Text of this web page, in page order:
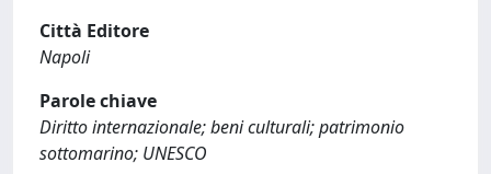
Città Editore
Napoli
Parole chiave
Diritto internazionale; beni culturali; patrimonio
sottomarino; UNESCO